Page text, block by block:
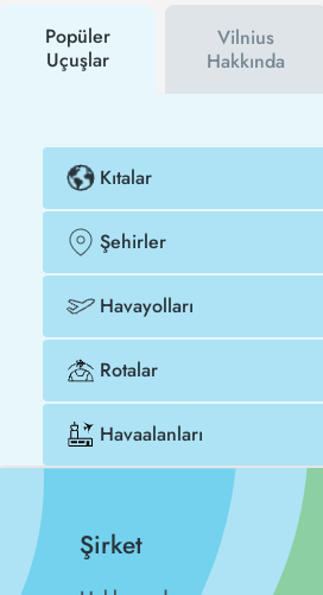
alabilirsiniz.
Popüler
Uçuşlar
Vilnius
Hakkında
Kıtalar
Şehirler
Havayolları
Rotalar
Havaalanları
Şirket